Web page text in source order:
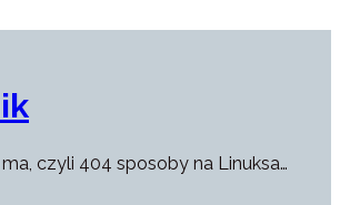
czyli 404 sposoby na Linuksa…